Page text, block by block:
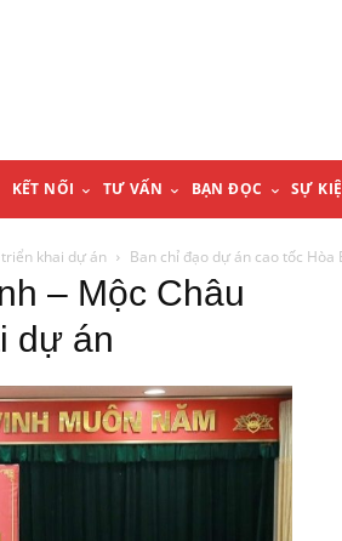
KẾT NỐI TƯ VẤN BẠN ĐỌC SỰ
khai dự án Ban chỉ đạo dự án cao tốc
– Mộc Châu
dự án